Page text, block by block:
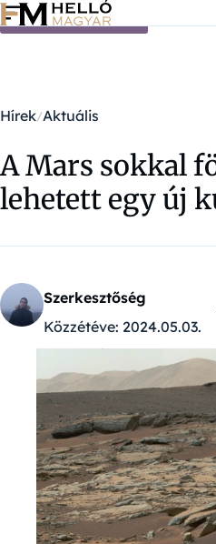
Ugrás a tartalomra
Hírek Aktuális
A Mars sokkal
lehetett egy új
Szerkesztőség
Közzétéve: 2024.05.03.